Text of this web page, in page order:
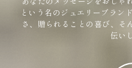
という名のジュエリーブランド
さ、贈られることの喜び、そ
伝い